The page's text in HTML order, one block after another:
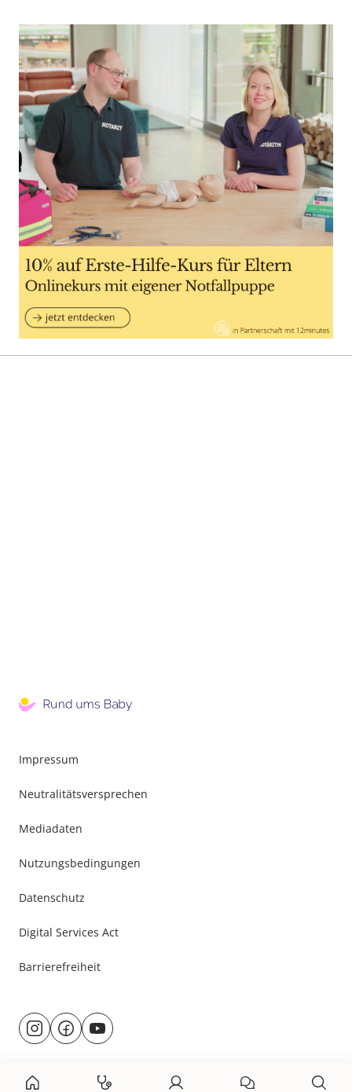
Impressum
Neutralitätsversprechen
Mediadaten
Nutzungsbedingungen
Datenschutz
Digital Services Act
Barrierefreiheit
Besuche
uns@rund.ums.baby
facebook.com/rundumsbaby.de
youtube.com/@rundumsbaby_